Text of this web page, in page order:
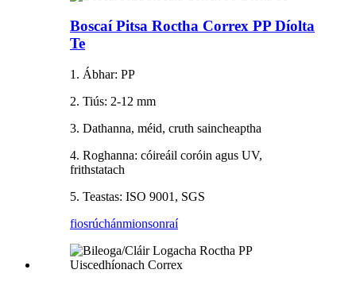
Boscaí Pitsa Roctha Correx PP Díolta
Te
1. Ábhar: PP
2. Tiús: 2-12 mm
3. Dathanna, méid, cruth saincheaptha
4. Roghanna: cóireáil coróin agus UV,
frithstatach
5. Teastas: ISO 9001, SGS
fiosrúchánmionsonraí